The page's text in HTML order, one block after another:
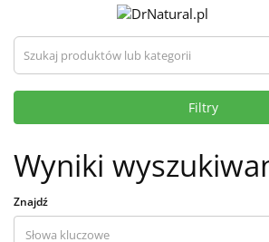
Szukaj produktów lub kategorii
Filtry
Wyniki
Znajdź